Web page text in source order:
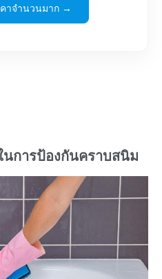
าจำนวนมาก →
การป้องกันคราบสนิม